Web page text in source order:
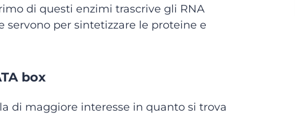
di questi enzimi trascrive gli RNA
servono per sintetizzare le proteine e
box
di maggiore interesse in quanto si trova